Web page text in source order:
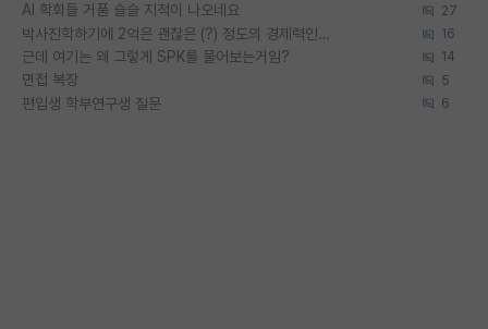
AI 학회들 거품 슬슬 지적이 나오네요 27
박사진학하기에 2억은 괜찮은 (?) 정도의 경제력인가요 16
근데 여기는 왜 그렇게 SPK를 물어보는거임? 14
면접 복장 5
편입생 학부연구생 질문 6